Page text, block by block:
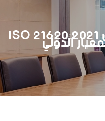
ISO 21620:2021 إدارة وتشغيل الفنادق
الدولي